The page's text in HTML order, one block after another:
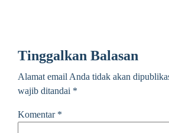
Tinggalkan Balasan
Alamat email Anda tidak akan
wajib ditandai *
Komentar *